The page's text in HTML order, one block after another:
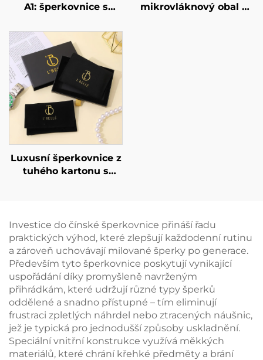
A1: šperkovnice s
magnetickým víkem a
stužkou – luxusní
balení pro šperky
(prsteny, hodinky,
náušnice, řetízky),
dárková krabička s
logem.
mikrovláknový obal na
Luxusní šperkovnice z
tuhého kartonu s
uskladnění šperků s
mašličkovou úchytkou
pro balení náhrdelníků
a prstenů
Investice do čínské šperkovnice přináší řadu
praktických výhod, které zlepšují každodenní rutinu
a zároveň uchovávají milované šperky po generace.
Především tyto šperkovnice poskytují vynikající
uspořádání díky promyšleně navrženým
přihrádkám, které udržují různé typy šperků
oddělené a snadno přístupné – tím eliminují
frustraci zpletlých náhrdel nebo ztracených náušnic,
jež je typická pro jednodušší způsoby uskladnění.
Speciální vnitřní konstrukce využívá měkkých
materiálů, které chrání křehké předměty a brání